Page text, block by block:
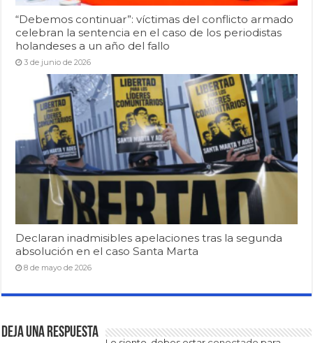
“Debemos continuar”: víctimas del conflicto armado
celebran la sentencia en el caso de los periodistas
holandeses a un año del fallo
3 de junio de 2026
Declaran inadmisibles apelaciones tras la segunda
absolución en el caso Santa Marta
8 de mayo de 2026
Deja una respuesta